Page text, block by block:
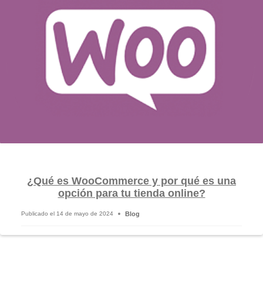
¿Qué es WooCommerce y por qué es una
opción para tu tienda online?
Publicado el 14 de mayo de 2024 Blog